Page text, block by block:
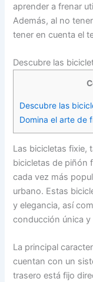
aprender a frenar
Además, al no
tener en cuenta el
Descubre las
Descubre las
Domina el arte de
Las bicicletas fixie,
bicicletas de piñón
cada vez más
urbano. Estas
y elegancia, así
conducción única
La principal
cuentan con un
trasero está fijo